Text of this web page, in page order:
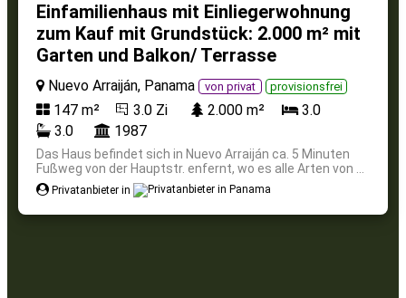
Einfamilienhaus mit Einliegerwohnung
zum Kauf mit Grundstück: 2.000 m² mit
Garten und Balkon/ Terrasse
Nuevo Arraiján, Panama von privat provisionsfrei
147 m² 3.0 Zi 2.000 m²
3.0
3.0
1987
Das Haus befindet sich in Nuevo Arraiján ca. 5 Minuten
Fußweg von der Hauptstr. enfernt, wo es alle Arten von ...
Privatanbieter in